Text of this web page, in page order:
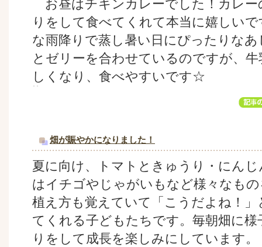
お昼はチキンカレーでした！カレー
りをして食べてくれて本当に嬉しい
な雨降りで蒸し暑い日にぴったりな
とゼリーを合わせているのですが、
しくなり、食べやすいです☆
畑が賑やかになりました！
夏に向け、トマトときゅうり・にん
はイチゴやじゃがいもなど様々なも
植え方も覚えていて「こうだよね！
てくれる子どもたちです。毎朝畑に
りをして成長を楽しみにしています。